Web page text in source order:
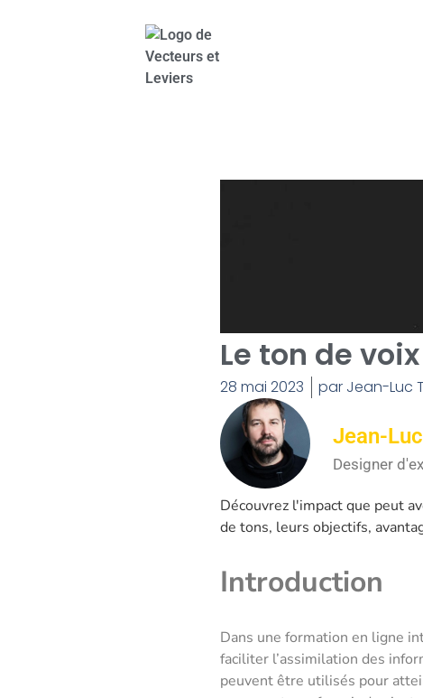
Le ton de voix
28 mai 2023 par Jean-Luc
Jean-
Designer
Découvrez l'impact que peut
de tons, leurs objectifs,
Introduction
Dans une formation en ligne
faciliter l’assimilation des
peuvent être utilisés pour